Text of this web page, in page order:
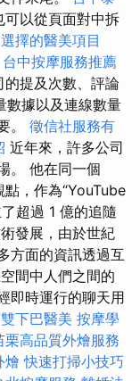
可以從頁面對中拆
擇的醫美項目
台中按摩服務推薦
的提及次數、評論
數據以及連線數量
。 徵信社服務有
近年來，許多公司
。 他在同一個
，作為“YouTube
超過 1 億的追隨
發展，由於世紀
方面的資訊透過互
間中人們之間的
即時運行的聊天用
雙下巴醫美 按摩學
栗高品質外燴服務
燴 快速打掃小技巧